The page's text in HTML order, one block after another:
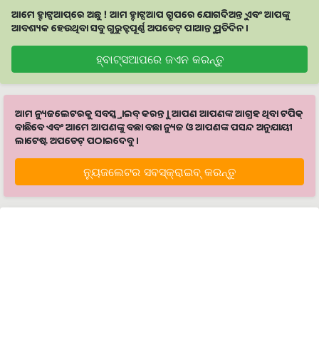
ଆମେ ହ୍ବାଟ୍ସଆପ୍‌ରେ ଅଛୁ ! ଆମ ହ୍ବାଟ୍ସଆପ ଗ୍ରୁପରେ ଯୋଗଦିଅନ୍ତୁ ଏବଂ ଆପଙ୍କୁ
ଆବଶ୍ୟକ ହେଉଥିବା ସବୁ ଗୁରୁତ୍ବପୂର୍ଣ୍ଣ ଅପଡେଟ୍‌ ପାଆନ୍ତୁ ପ୍ରତିଦିନ ।
ହ୍ବାଟ୍ସଆପରେ ଜଏନ କରନ୍ତୁ
ଆମ ନ୍ୟୁଜଲେଟରକୁ ସବସ୍କ୍ରାଇବ୍ କରନ୍ତୁ । ଆପଣ ଆପଣଙ୍କ ଆଗ୍ରହ ଥିବା ଟପିକ୍‌
ବାଛିବେ ଏବଂ ଆମେ ଆପଣଙ୍କୁ ବଛା ବଛା ନ୍ୟୁଜ ଓ ଆପଣଙ୍କ ପସନ୍ଦ ଅନୁଯାୟୀ
ଲାଟେଷ୍ଟ ଅପଡେଟ୍‌ ପଠାଇଦେବୁ ।
ନ୍ୟୁଜଲେଟର ସବସ୍କ୍ରାଇବ୍‌ କରନ୍ତୁ